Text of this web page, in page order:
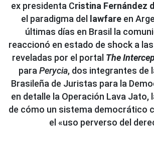
ex presidenta Cristina Fernández
el paradigma del
lawfareen
últimas días en Brasil la
reaccionó en estado de shock a
reveladas por el portal The
paraPerycia, dos integrantes de
Brasileña de Juristas para la
en detalle la Operación Lava Jato,
de cómo un sistema democrático
el «uso perverso del